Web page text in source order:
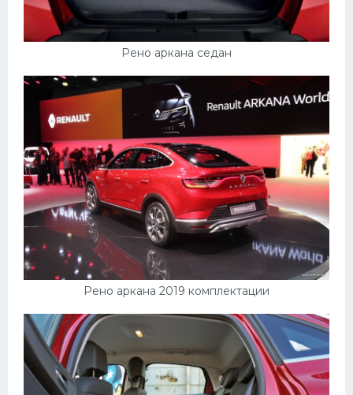
Рено аркана седан
Рено аркана 2019 комплектации